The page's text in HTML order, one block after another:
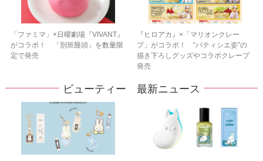
「ファミマ」×日曜劇場『VIVANT』
がコラボ！ 「別班饅頭」を数量限
定で発売
『ヒロアカ』×「マリオンクレー
プ」がコラボ！ “パティシエ姿”の
描き下ろしグッズやコラボクレープ
発売
ビューティー 最新ニュース